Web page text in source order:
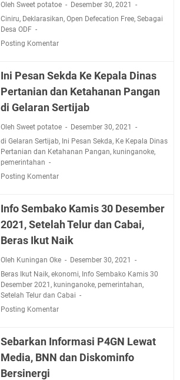
Oleh Sweet potatoe
Desember 30, 2021
Ciniru, Deklarasikan, Open Defecation Free, Sebagai
Desa ODF
Posting Komentar
Ini Pesan Sekda Ke Kepala Dinas
Pertanian dan Ketahanan Pangan
di Gelaran Sertijab
Oleh Sweet potatoe
Desember 30, 2021
di Gelaran Sertijab, Ini Pesan Sekda, Ke Kepala Dinas
Pertanian dan Ketahanan Pangan, kuninganoke,
pemerintahan
Posting Komentar
Info Sembako Kamis 30 Desember
2021, Setelah Telur dan Cabai,
Beras Ikut Naik
Oleh Kuningan Oke
Desember 30, 2021
Beras Ikut Naik, ekonomi, Info Sembako Kamis 30
Desember 2021 , kuninganoke, pemerintahan,
Setelah Telur dan Cabai
Posting Komentar
Sebarkan Informasi P4GN Lewat
Media, BNN dan Diskominfo
Bersinergi